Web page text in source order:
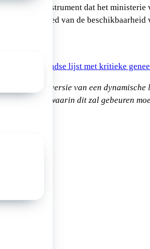
is een instrument dat het
op het gebied van de beschikbaarheid
kinderen
de Nederlandse lijst met kritieke
is een eerste versie van een
en de vorm waarin dit zal gebeuren